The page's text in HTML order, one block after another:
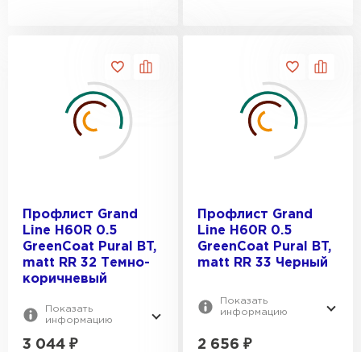
Профлист Grand
Line H60R 0.5
GreenCoat Pural BT,
matt RR 32 Темно-
коричневый
Показать
информацию
3 044 ₽
Профлист Grand
Line H60R 0.5
GreenCoat Pural BT,
matt RR 33 Черный
Показать
информацию
2 656 ₽